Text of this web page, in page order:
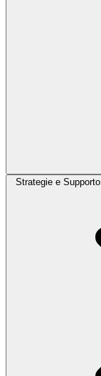
Strategie e